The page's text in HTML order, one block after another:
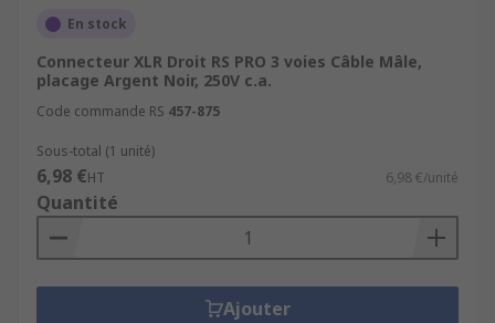
En stock
Connecteur XLR Droit RS PRO 3 voies Câble Mâle,
placage Argent Noir, 250V c.a.
Code commande RS 457-875
Sous-total (1 unité)
6,98 €HT 6,98 €/unité
Quantité
Ajouter